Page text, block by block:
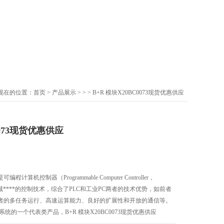
在的位置： 首页 > 产品展示 > > > B+R 模块X20BC0073现货优惠供应
现货优惠供应
编程计算机控制器（Programmable Computer Controller，
****的控制技术，综合了PLC和工业PC两者的技术优势，如前者
多任务运行、高速运算能力、良好的扩展性和开放的通信等。
统的一个代表类产品，B+R 模块X20BC0073现货优惠供应